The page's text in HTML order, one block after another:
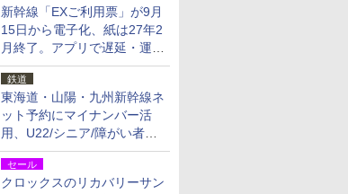
新幹線「EXご利用票」が9月
15日から電子化、紙は27年2
月終了。アプリで遅延・運休
も確認可能に
鉄道
東海道・山陽・九州新幹線ネ
ット予約にマイナンバー活
用、U22/シニア/障がい者割
を9月15日から発売
セール
クロックスのリカバリーサン